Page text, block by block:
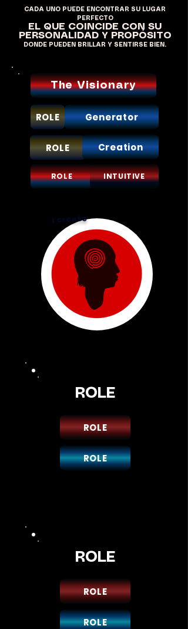
CADA UNO PUEDE ENCONTRAR SU LUGAR
PERFECTO
EL QUE COINCIDE CON SU
PERSONALIDAD Y PROPÓSITO
DONDE PUEDEN BRILLAR Y SENTIRSE BIEN.
The Visionary
ROLE Generator
ROLE Creation
ROLE INTUITIVE
I create
ROLE
ROLE
ROLE
ROLE
ROLE
ROLE